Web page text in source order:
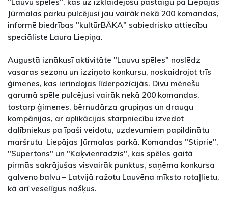
Jūrmalas parku pulcējusi jau vairāk nekā 200 komandas,
informē biedrības "kultūrBĀKA" sabiedrisko attiecību
speciāliste Laura Liepiņa.
Augustā iznākusī aktivitāte "Lauvu spēles" noslēdz
vasaras sezonu un izziņoto konkursu, noskaidrojot trīs
ģimenes, kas ierindojas līderpozīcijās. Divu mēnešu
garumā spēle pulcējusi vairāk nekā 200 komandas,
tostarp ģimenes, bērnudārza grupiņas un draugu
kompānijas, ar aplikācijas starpniecību izvedot
dalībniekus pa īpaši veidotu, uzdevumiem papildinātu
maršrutu Liepājas Jūrmalas parkā. Komandas "Stiprie",
"Supertons" un "Kaķvienradzis", kas spēles gaitā
pirmās sakrājušas visvairāk punktus, saņēma konkursa
galveno balvu – Latvijā ražotu Lauvēna mīksto rotaļlietu,
kā arī veselīgus našķus.